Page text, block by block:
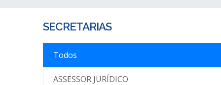
SECRETARIAS
Todos
ASSESSOR JURÍDICO